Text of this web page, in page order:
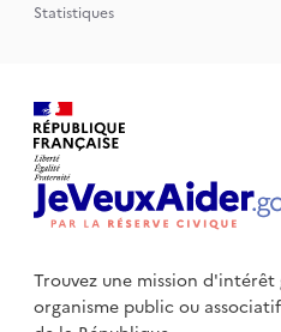
Statistiques
Trouvez une mission d'intérêt
organisme publicou